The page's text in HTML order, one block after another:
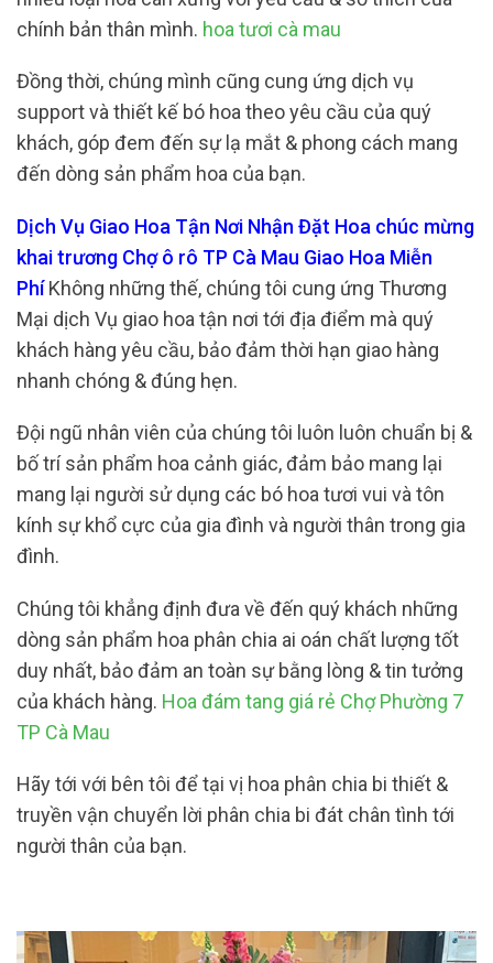
chính bản thân mình. hoa tươi cà mau
Đồng thời, chúng mình cũng cung ứng dịch vụ
support và thiết kế bó hoa theo yêu cầu của quý
khách, góp đem đến sự lạ mắt & phong cách mang
đến dòng sản phẩm hoa của bạn.
Dịch Vụ Giao Hoa Tận Nơi Nhận Đặt Hoa chúc mừng
khai trương Chợ ô rô TP Cà Mau Giao Hoa Miễn
PhíKhông những thế, chúng tôi cung ứng Thương
Mại dịch Vụ giao hoa tận nơi tới địa điểm mà quý
khách hàng yêu cầu, bảo đảm thời hạn giao hàng
nhanh chóng & đúng hẹn.
Đội ngũ nhân viên của chúng tôi luôn luôn chuẩn bị &
bố trí sản phẩm hoa cảnh giác, đảm bảo mang lại
mang lại người sử dụng các bó hoa tươi vui và tôn
kính sự khổ cực của gia đình và người thân trong gia
đình.
Chúng tôi khẳng định đưa về đến quý khách những
dòng sản phẩm hoa phân chia ai oán chất lượng tốt
duy nhất, bảo đảm an toàn sự bằng lòng & tin tưởng
của khách hàng. Hoa đám tang giá rẻ Chợ Phường 7
TP Cà Mau
Hãy tới với bên tôi để tại vị hoa phân chia bi thiết &
truyền vận chuyển lời phân chia bi đát chân tình tới
người thân của bạn.